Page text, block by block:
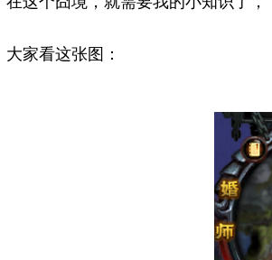
大家看这张图：